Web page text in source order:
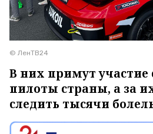
© ЛенТВ24
В них примут
пилоты страны, а за
следить тысячи